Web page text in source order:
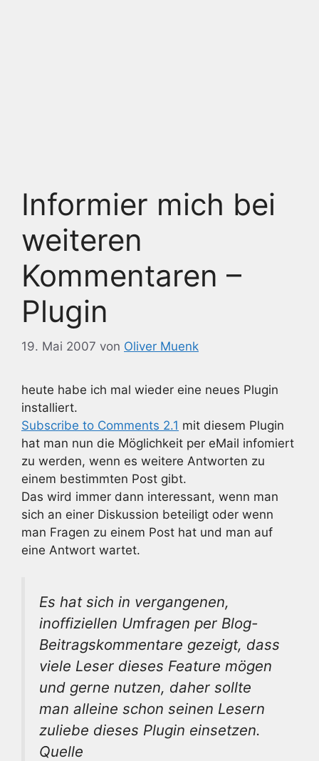
Informier mich bei
weiteren
Kommentaren –
Plugin
19. Mai 2007 von Oliver Muenk
heute habe ich mal wieder eine neues Plugin
installiert.
Subscribe to Comments 2.1 mit diesem Plugin
hat man nun die Möglichkeit per eMail infomiert
zu werden, wenn es weitere Antworten zu
einem bestimmten Post gibt.
Das wird immer dann interessant, wenn man
sich an einer Diskussion beteiligt oder wenn
man Fragen zu einem Post hat und man auf
eine Antwort wartet.
Es hat sich in vergangenen,
inoffiziellen Umfragen per Blog-
Beitragskommentare gezeigt, dass
viele Leser dieses Feature mögen
und gerne nutzen, daher sollte
man alleine schon seinen Lesern
zuliebe dieses Plugin einsetzen.
Quelle